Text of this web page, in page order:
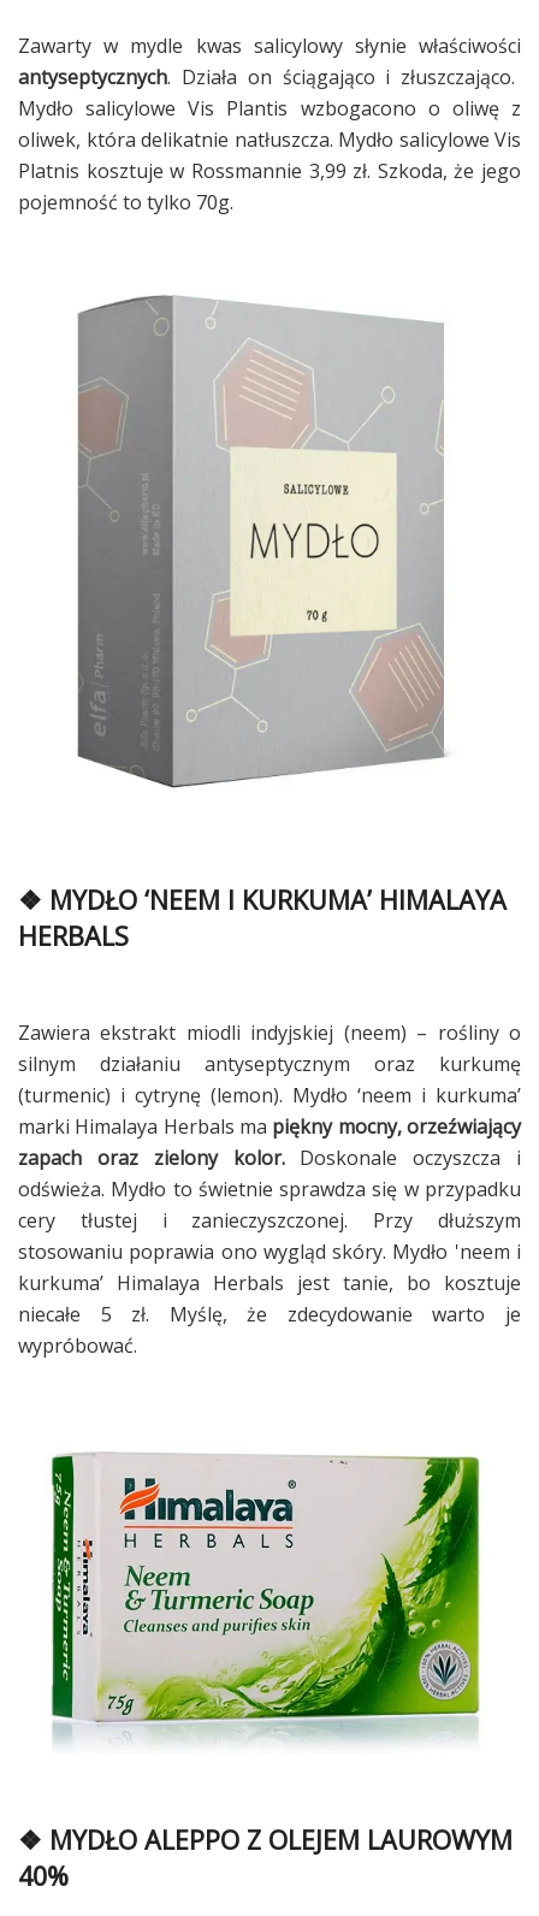
Zawarty w mydle kwas salicylowy słynie właściwości
antyseptycznych. Działa on ściągająco i złuszczająco.
Mydło salicylowe Vis Plantis wzbogacono o oliwę z
oliwek, która delikatnie natłuszcza. Mydło salicylowe Vis
Platnis kosztuje w Rossmannie 3,99 zł. Szkoda, że jego
pojemność to tylko 70g.
❖ MYDŁO ‘NEEM I KURKUMA’ HIMALAYA
HERBALS
Zawiera ekstrakt miodli indyjskiej (neem) – rośliny o
silnym działaniu antyseptycznym oraz kurkumę
(turmenic) i cytrynę (lemon). Mydło ‘neem i kurkuma’
marki Himalaya Herbals ma piękny mocny, orzeźwiający
zapach oraz zielony kolor.Doskonale oczyszcza i
odświeża. Mydło to świetnie sprawdza się w przypadku
cery tłustej i zanieczyszczonej. Przy dłuższym
stosowaniu poprawia ono wygląd skóry. Mydło 'neem i
kurkuma’ Himalaya Herbals jest tanie, bo kosztuje
niecałe 5 zł. Myślę, że zdecydowanie warto je
wypróbować.
❖ MYDŁO ALEPPO Z OLEJEM LAUROWYM
40%